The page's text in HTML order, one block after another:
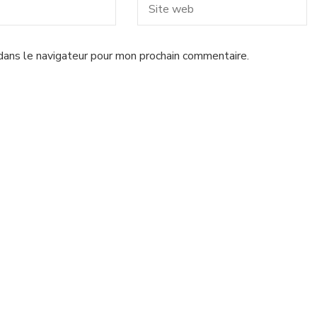
le navigateur pour mon prochain commentaire.